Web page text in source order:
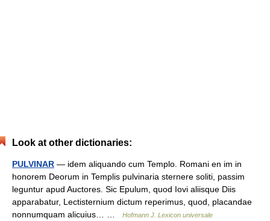
Look at other dictionaries:
PULVINAR — idem aliquando cum Templo. Romani en im in
honorem Deorum in Templis pulvinaria sternere soliti, passim
leguntur apud Auctores. Sic Epulum, quod Iovi aliisque Diis
apparabatur, Lectisternium dictum reperimus, quod, placandae
nonnumquam alicuius… …
Hofmann J. Lexicon universale